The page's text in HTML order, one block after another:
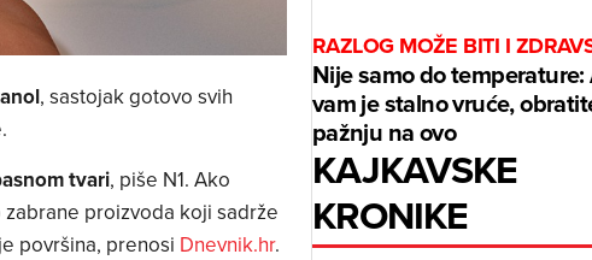
, sastojak gotovo svih
tvari, piše N1. Ako
proizvoda koji sadrže
površina, prenosi Dnevnik.hr.
RAZLOG MOŽE BITI I
Nije samo do
vam je stalno vruće,
pažnju na ovo
KAJKAVSKE
KRONIKE